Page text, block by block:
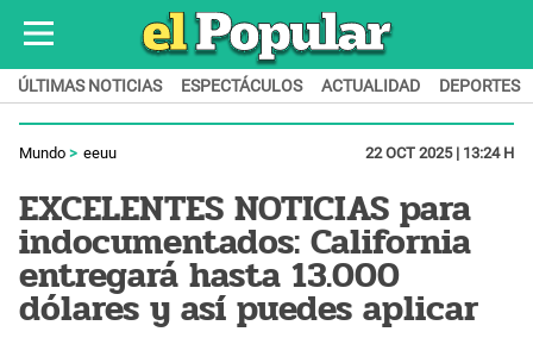
ÚLTIMAS NOTICIAS ESPECTÁCULOS ACTUALIDAD DEPORTES
Mundo eeuu 22 OCT 2025 | 13:24 H
EXCELENTES NOTICIAS para
indocumentados: California
entregará hasta 13.000
dólares y así puedes aplicar